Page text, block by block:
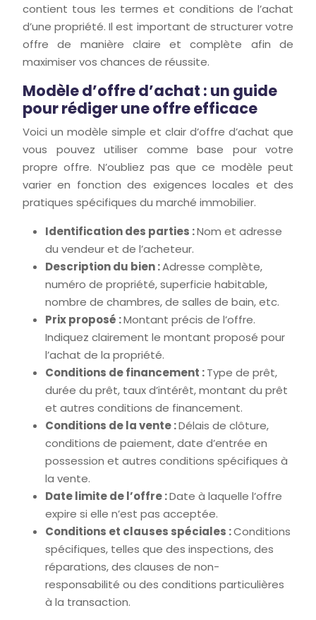
contient tous les termes et conditions de l’achat
d’une propriété. Il est important de structurer votre
offre de manière claire et complète afin de
maximiser vos chances de réussite.
Modèle d’offre d’achat : un guide
pour rédiger une offre efficace
Voici un modèle simple et clair d’offre d’achat que
vous pouvez utiliser comme base pour votre
propre offre. N’oubliez pas que ce modèle peut
varier en fonction des exigences locales et des
pratiques spécifiques du marché immobilier.
Identification des parties :Nom et adresse
du vendeur et de l’acheteur.
Description du bien :Adresse complète,
numéro de propriété, superficie habitable,
nombre de chambres, de salles de bain, etc.
Prix proposé :Montant précis de l’offre.
Indiquez clairement le montant proposé pour
l’achat de la propriété.
Conditions de financement :Type de prêt,
durée du prêt, taux d’intérêt, montant du prêt
et autres conditions de financement.
Conditions de la vente :Délais de clôture,
conditions de paiement, date d’entrée en
possession et autres conditions spécifiques à
la vente.
Date limite de l’offre :Date à laquelle l’offre
expire si elle n’est pas acceptée.
Conditions et clauses spéciales :Conditions
spécifiques, telles que des inspections, des
réparations, des clauses de non-
responsabilité ou des conditions particulières
à la transaction.